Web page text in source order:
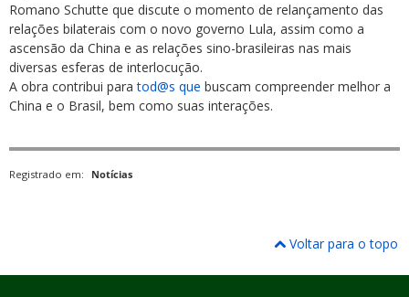
Romano Schutte que discute o momento de relançamento das
relações bilaterais com o novo governo Lula, assim como a
ascensão da China e as relações sino-brasileiras nas mais
diversas esferas de interlocução.
A obra contribui paratod@s que buscam compreender melhor a
China e o Brasil, bem como suas interações.
Registrado em: Notícias
Voltar para o topo